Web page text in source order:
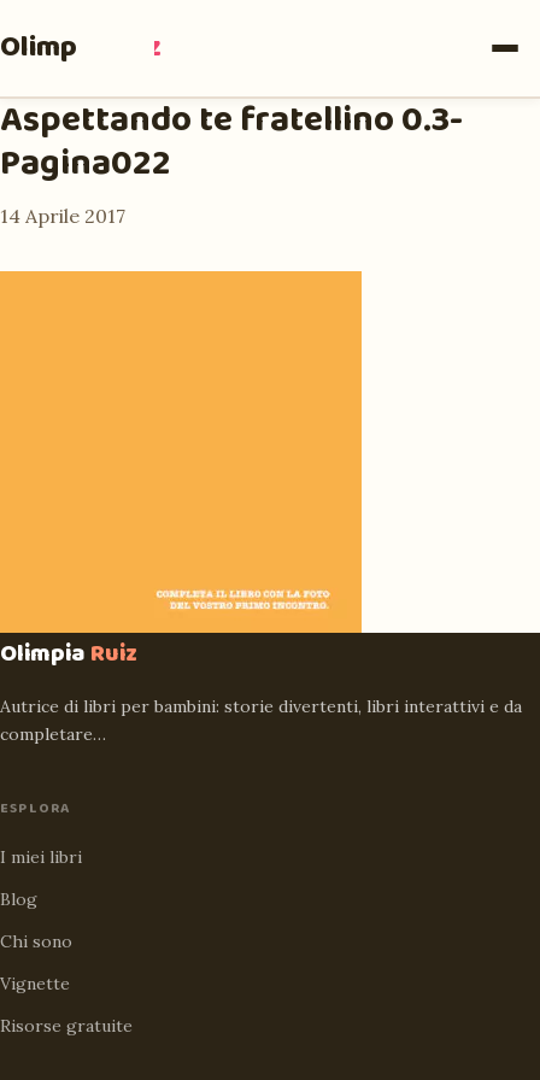
Olimpia Ruiz
Aspettando te fratellino 0.3-
Pagina022
14 Aprile 2017
OlimpiaRuiz
Autrice di libri per bambini: storie divertenti, libri interattivi e da
completare…
ESPLORA
I miei libri
Blog
Chi sono
Vignette
Risorse gratuite